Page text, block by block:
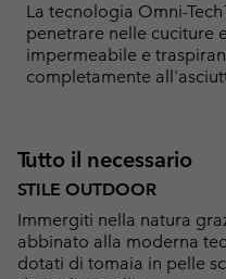
La tecnologia Omni-
penetrare nelle cuciture
impermeabile e
completamente
Tutto il necessario
STILE OUTDOOR
Immergiti nella natura
abbinato alla moderna
dotati di tomaia in pelle